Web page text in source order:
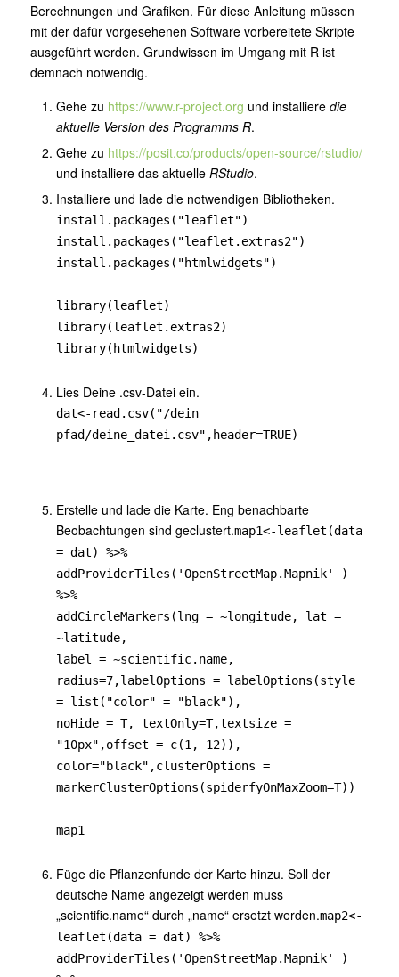
Berechnungen und Grafiken. Für diese Anleitung müssen
mit der dafür vorgesehenen Software vorbereitete Skripte
ausgeführt werden. Grundwissen im Umgang mit R ist
demnach notwendig.
Gehe zu https://www.r-project.org und installiere die
aktuelle Version des Programms R.
Gehe zu https://posit.co/products/open-source/rstudio/
und installiere das aktuelle RStudio.
Installiere und lade die notwendigen Bibliotheken.
install.packages("leaflet")
install.packages("leaflet.extras2")
install.packages("htmlwidgets")
library(leaflet)
library(leaflet.extras2)
library(htmlwidgets)
Lies Deine .csv-Datei ein.
dat<-read.csv("/dein
pfad/deine_datei.csv",header=TRUE)
Erstelle und lade die Karte. Eng benachbarte
Beobachtungen sind geclustert.map1<-leaflet(data
= dat) %>%
addProviderTiles('OpenStreetMap.Mapnik' )
%>%
addCircleMarkers(lng = ~longitude, lat =
~latitude,
label = ~scientific.name,
radius=7,labelOptions = labelOptions(style
= list("color" = "black"),
noHide = T, textOnly=T,textsize =
"10px",offset = c(1, 12)),
color="black",clusterOptions =
markerClusterOptions(spiderfyOnMaxZoom=T))
map1
Füge die Pflanzenfunde der Karte hinzu. Soll der
deutsche Name angezeigt werden muss
„scientific.name“ durch „name“ ersetzt werden.map2<-
leaflet(data = dat) %>%
addProviderTiles('OpenStreetMap.Mapnik' )